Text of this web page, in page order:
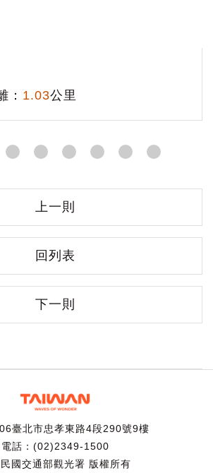
： 1.03公里
上一則
回列表
下一則
臺北市忠孝東路4段290號9樓
電話：(02)2349-1500
國交通部觀光署 版權所有